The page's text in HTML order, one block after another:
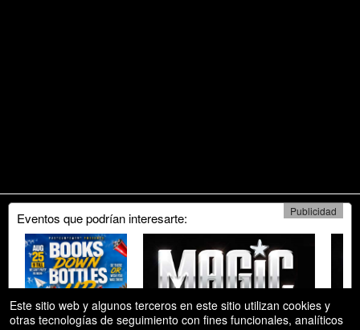
Eventos que podrían interesarte: Publicidad
Este sitio web y algunos terceros en este sitio utilizan cookies y
otras tecnologías de seguimiento con fines funcionales, analíticos